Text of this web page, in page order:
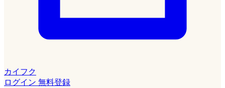
カイフク
ログイン 無料登録